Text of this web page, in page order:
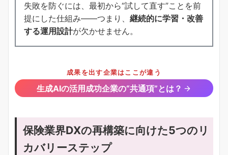
失敗を防ぐには、最初から“試して直す”ことを前
提にした仕組み――つまり、 継続的に学習・改善
する運用設計が欠かせません。
成果を出す企業はここが違う
生成AIの活用成功企業の“共通項”とは？
保険業界DXの再構築に向けた5つのリ
カバリーステップ